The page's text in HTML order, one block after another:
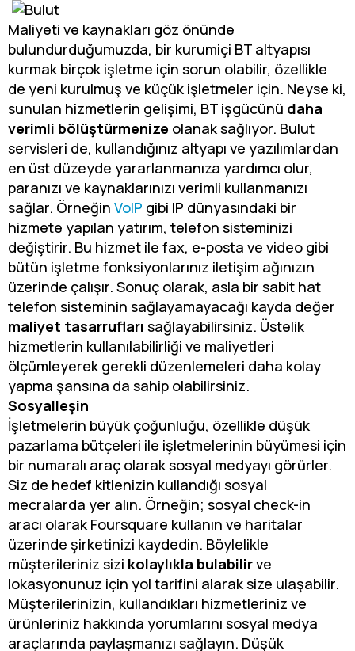
Maliyeti ve kaynakları göz önünde
bulundurduğumuzda, bir kurumiçi BT altyapısı
kurmak birçok işletme için sorun olabilir, özellikle
de yeni kurulmuş ve küçük işletmeler için. Neyse ki,
sunulan hizmetlerin gelişimi, BT işgücünü daha
verimli bölüştürmenize olanak sağlıyor. Bulut
servisleri de, kullandığınız altyapı ve yazılımlardan
en üst düzeyde yararlanmanıza yardımcı olur,
paranızı ve kaynaklarınızı verimli kullanmanızı
sağlar. Örneğin VoIP gibi IP dünyasındaki bir
hizmete yapılan yatırım, telefon sisteminizi
değiştirir. Bu hizmet ile fax, e-posta ve video gibi
bütün işletme fonksiyonlarınız iletişim ağınızın
üzerinde çalışır. Sonuç olarak, asla bir sabit hat
telefon sisteminin sağlayamayacağı kayda değer
maliyet tasarrufları sağlayabilirsiniz. Üstelik
hizmetlerin kullanılabilirliği ve maliyetleri
ölçümleyerek gerekli düzenlemeleri daha kolay
yapma şansına da sahip olabilirsiniz.
Sosyalleşin
İşletmelerin büyük çoğunluğu, özellikle düşük
pazarlama bütçeleri ile işletmelerinin büyümesi için
bir numaralı araç olarak sosyal medyayı görürler.
Siz de hedef kitlenizin kullandığı sosyal
mecralarda yer alın. Örneğin; sosyal check-in
aracı olarak Foursquare kullanın ve haritalar
üzerinde şirketinizi kaydedin. Böylelikle
müşterileriniz sizi kolaylıkla bulabilirve
lokasyonunuz için yol tarifini alarak size ulaşabilir.
Müşterilerinizin, kullandıkları hizmetleriniz ve
ürünleriniz hakkında yorumlarını sosyal medya
araçlarında paylaşmanızı sağlayın. Düşük